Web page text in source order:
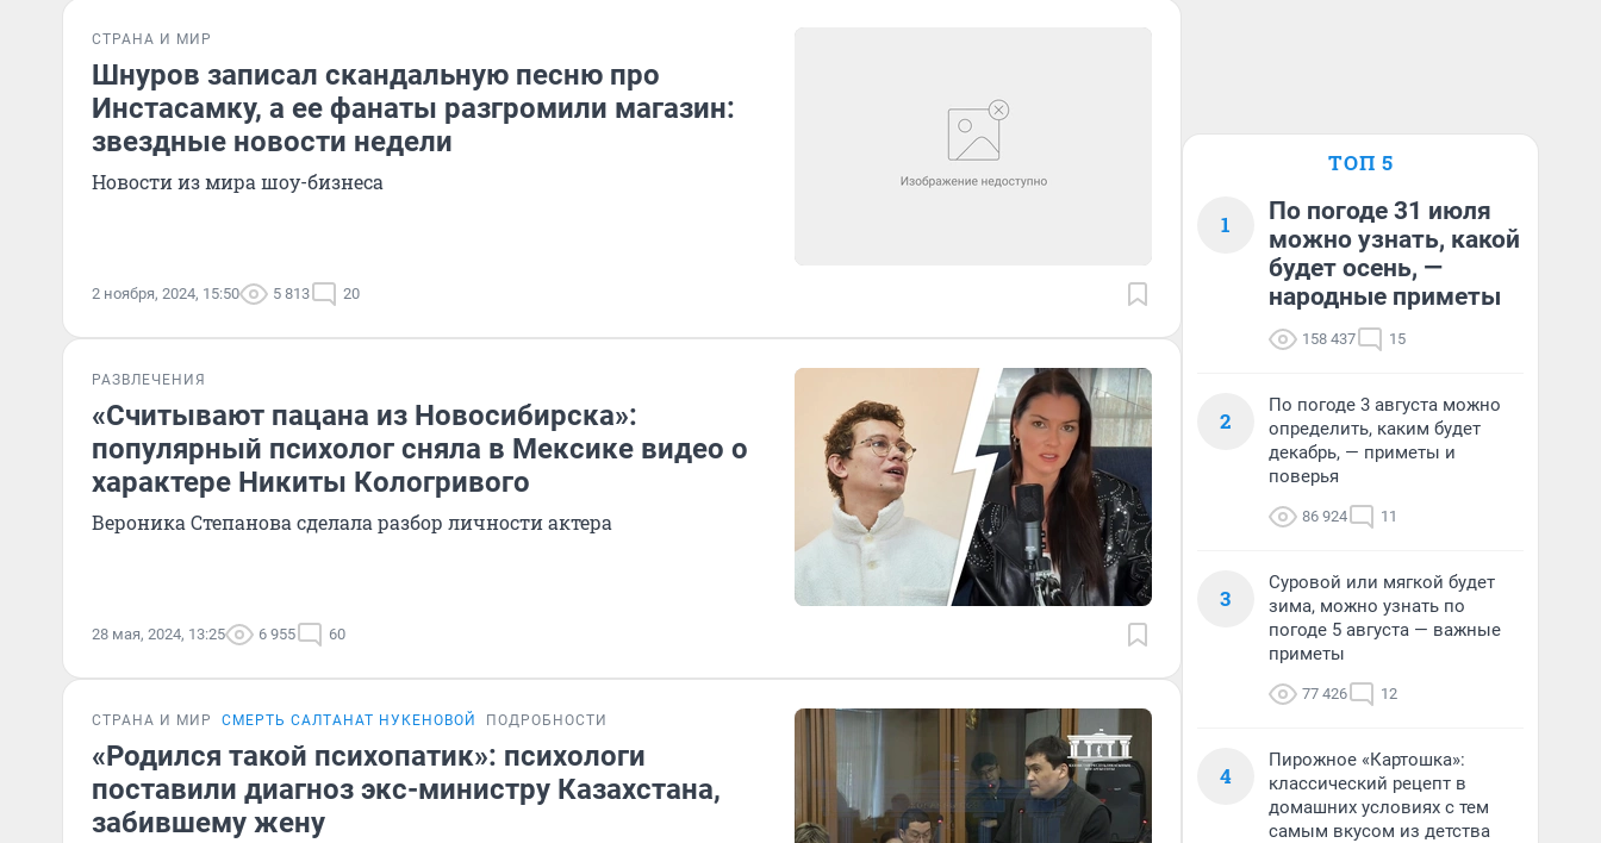
СТРАНА И МИР
Шнуров записал скандальную песню про
Инстасамку, а ее фанаты разгромили магазин:
звездные новости недели
Новости из мира шоу-бизнеса
2 ноября, 2024, 15:50 5 813 20
РАЗВЛЕЧЕНИЯ
«Считывают пацана из Новосибирска»:
популярный психолог сняла в Мексике видео о
характере Никиты Кологривого
Вероника Степанова сделала разбор личности актера
28 мая, 2024, 13:25 6 955 60
СТРАНА И МИР СМЕРТЬ САЛТАНАТ НУКЕНОВОЙ ПОДРОБНОСТИ
«Родился такой психопатик»: психологи
поставили диагноз экс-министру Казахстана,
забившему жену
ТОП 5
1
По погоде 31 июля
можно узнать, какой
будет осень, —
народные приметы
158 437 15
2
По погоде 3 августа можно
определить, каким будет
декабрь, — приметы и
поверья
86 924 11
3
Суровой или мягкой будет
зима, можно узнать по
погоде 5 августа — важные
приметы
77 426 12
4
Пирожное «Картошка»:
классический рецепт в
домашних условиях с тем
самым вкусом из детства